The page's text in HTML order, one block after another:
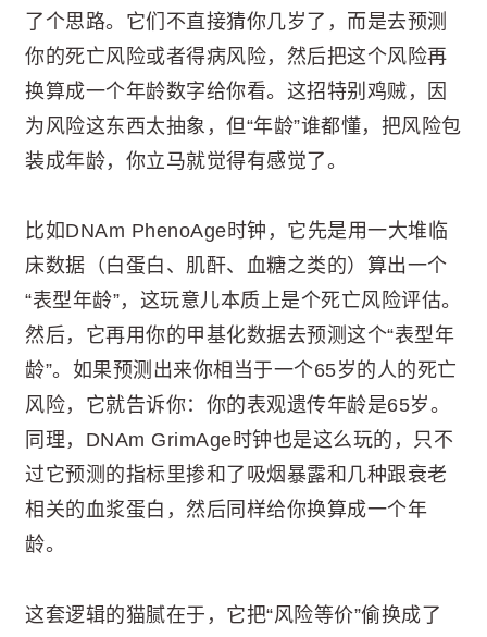
了个思路。它们不直接猜你几岁了，而是去预测
你的死亡风险或者得病风险，然后把这个风险再
换算成一个年龄数字给你看。这招特别鸡贼，因
为风险这东西太抽象，但“年龄”谁都懂，把风险包
装成年龄，你立马就觉得有感觉了。
比如DNAm PhenoAge时钟，它先是用一大堆临
床数据（白蛋白、肌酐、血糖之类的）算出一个
“表型年龄”，这玩意儿本质上是个死亡风险评估。
然后，它再用你的甲基化数据去预测这个“表型年
龄”。如果预测出来你相当于一个65岁的人的死亡
风险，它就告诉你：你的表观遗传年龄是65岁。
同理，DNAm GrimAge时钟也是这么玩的，只不
过它预测的指标里掺和了吸烟暴露和几种跟衰老
相关的血浆蛋白，然后同样给你换算成一个年
龄。
这套逻辑的猫腻在于，它把“风险等价”偷换成了